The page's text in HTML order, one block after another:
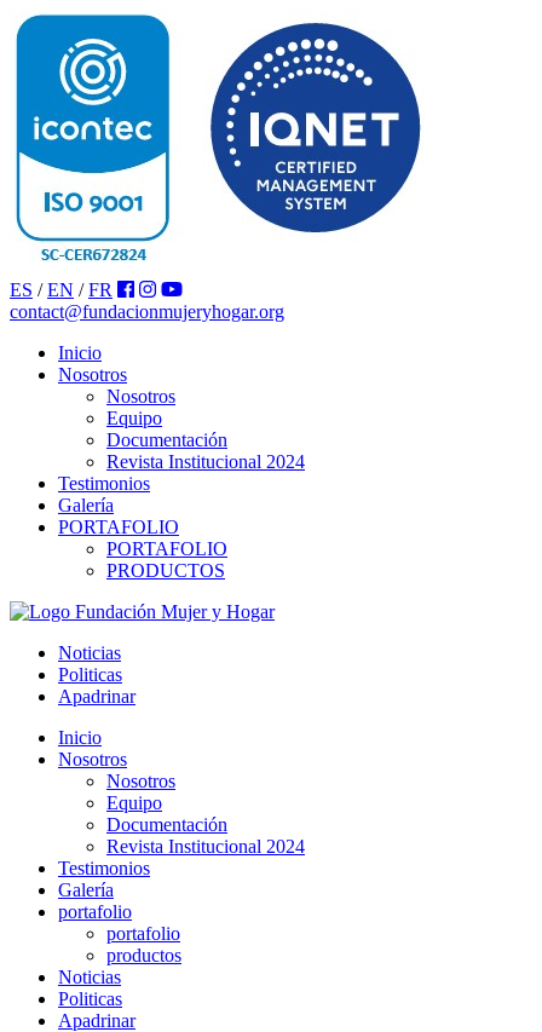
ES / EN / FR
contact@fundacionmujeryhogar.org
Inicio
Nosotros
Nosotros
Equipo
Documentación
Revista Institucional 2024
Testimonios
Galería
PORTAFOLIO
PORTAFOLIO
PRODUCTOS
Noticias
Politicas
Apadrinar
Inicio
Nosotros
Nosotros
Equipo
Documentación
Revista Institucional 2024
Testimonios
Galería
portafolio
portafolio
productos
Noticias
Politicas
Apadrinar